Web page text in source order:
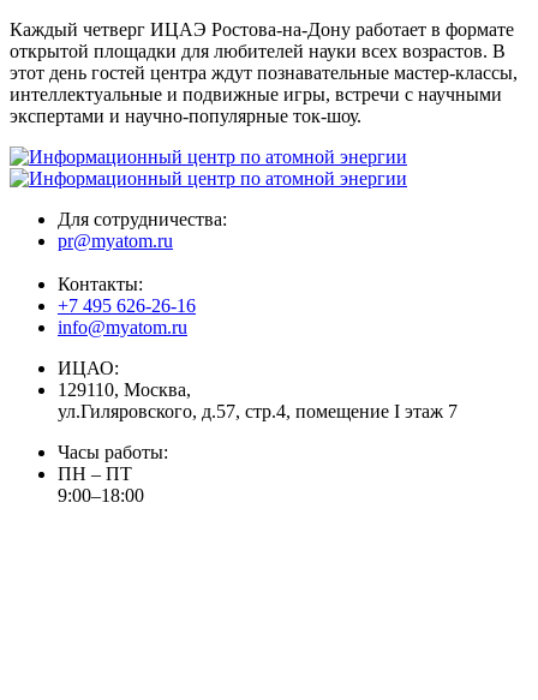
Каждый четверг ИЦАЭ Ростова-на-Дону работает в формате
открытой площадки для любителей науки всех возрастов. В
этот день гостей центра ждут познавательные мастер-классы,
интеллектуальные и подвижные игры, встречи с научными
экспертами и научно-популярные ток-шоу.
Для сотрудничества:
pr@myatom.ru
Контакты:
+7 495 626-26-16
info@myatom.ru
ИЦАО:
129110, Москва,
ул.Гиляровского, д.57, стр.4, помещение I этаж 7
Часы работы:
ПН – ПТ
9:00–18:00